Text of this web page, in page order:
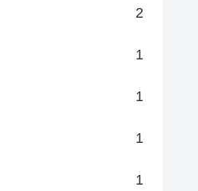
2
1
1
1
1